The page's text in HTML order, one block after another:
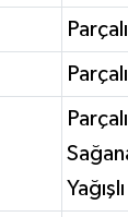
Yağışlı